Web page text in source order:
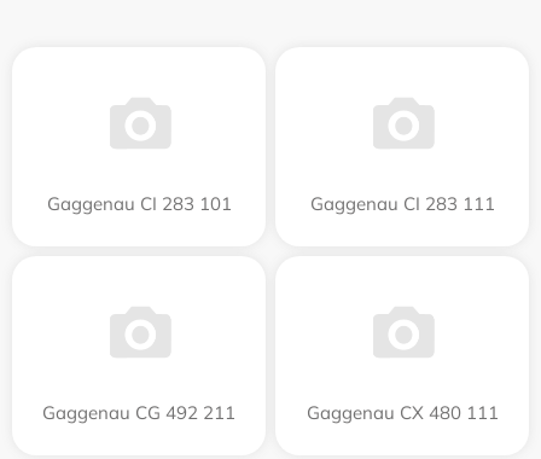
Gaggenau CI 283 101 Gaggenau CI 283 111
Gaggenau CG 492 211 Gaggenau CX 480 111